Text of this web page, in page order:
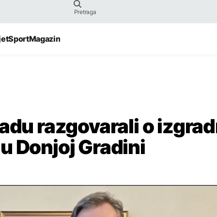
SportMagazin
razgovarali o
Donjoj Gradini